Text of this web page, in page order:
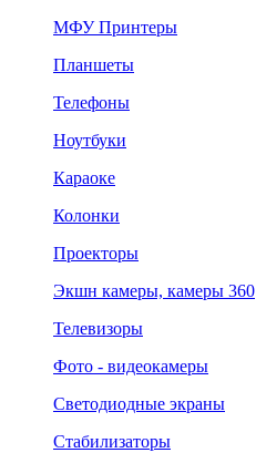
МФУ Принтеры
Планшеты
Телефоны
Ноутбуки
Караоке
Колонки
Проекторы
Экшн камеры, камеры 360
Телевизоры
Фото - видеокамеры
Светодиодные экраны
Стабилизаторы